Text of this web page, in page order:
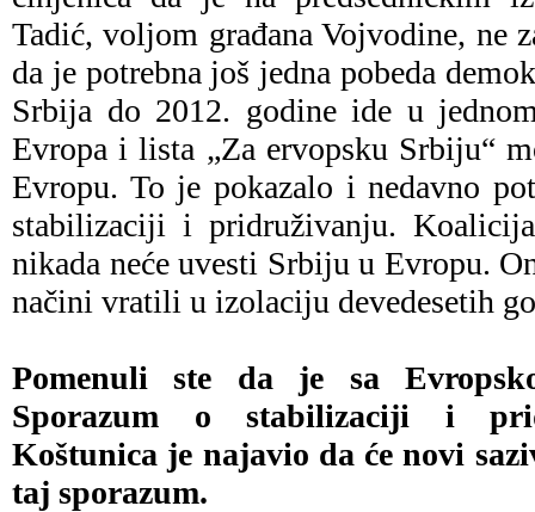
Tadić, voljom građana Vojvodine, ne
da je potrebna još jedna pobeda
Srbija do 2012. godine ide u
Evropa i lista „Za ervopsku Srbiju“
Evropu. To je pokazalo i nedavno
stabilizaciji i pridruživanju.
nikada neće uvesti Srbiju u Evropu.
načini vratili u izolaciju devedesetih
Pomenuli ste da je sa
Sporazum o stabilizaciji i
Koštunica je najavio da će novi
taj sporazum.